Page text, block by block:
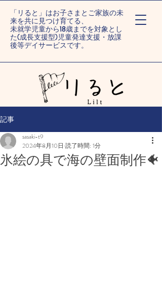
「リると」はお子さまとご家族の未
来を共に見つけ育てる、
未就学児童から18歳までを対象とし
た(成長支援型)児童発達支援・放課
後等デイサービスです。
記事
氷絵の具で海の壁面制作🐠
sasaki-t9
2024年8月10日 読了時間: 1分